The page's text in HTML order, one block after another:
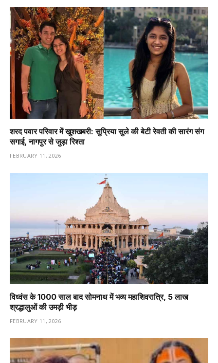
शरद पवार परिवार में खुशखबरी: सुप्रिया सुले की बेटी रेवती की सारंग संग
सगाई, नागपुर से जुड़ा रिश्ता
FEBRUARY 11, 2026
विध्वंस के 1000 साल बाद सोमनाथ में भव्य महाशिवरात्रि, 5 लाख
श्रद्धालुओं की उमड़ी भीड़
FEBRUARY 11, 2026